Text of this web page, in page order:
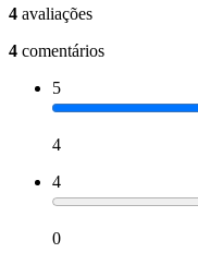
4 avaliações
4 comentários
5
4
4
0